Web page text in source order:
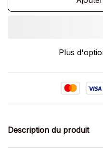
Plus
Description du produit